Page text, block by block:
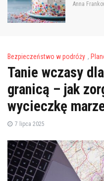
Anna
Bezpieczeństwo w podróży ,
Tanie wczasy
granicą – jak
wycieczkę
7 lipca 2025